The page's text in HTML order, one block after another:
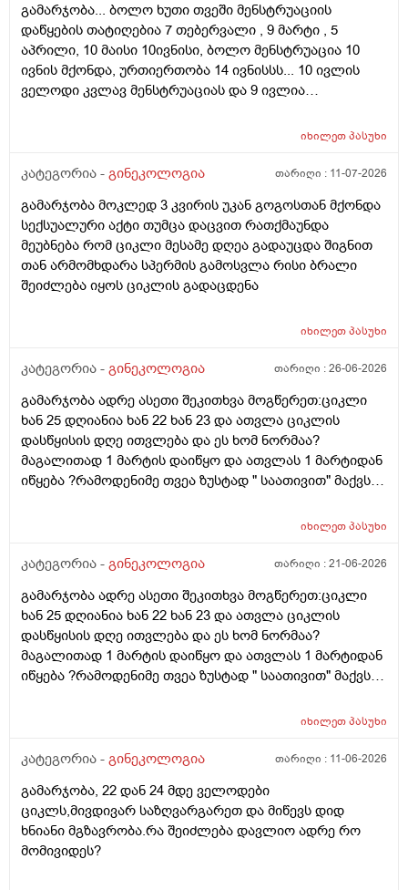
გამარჯობა... ბოლო ხუთი თვეში მენსტრუაციის
დაწყების თატიღებია 7 თებერვალი , 9 მარტი , 5
აპრილი, 10 მაისი 10ივნისი, ბოლო მენსტრუაცია 10
ივნის მქონდა, ურთიერთობა 14 ივნისსს... 10 ივლის
ველოდი კვლავ მენსტრუაციას და 9 ივლია
მენსტრუაცია 10 დღეა გადამიცდს,,, ორსულობას არ
თვე გავიდა... 9 ივლის რო დავორსულებოდი როგორ
ტკივილის ხან არა, შარდვის შემდეგ ტკივილი და
შებერილობის შეგრძმება...ჩემით ორციპოლი და
ნოშპაც დავლიეე.... რა უნდა ვქნა
იხილეთპასუხი
კატეგორია - გინეკოლოგია თარიღი : 11-07-2026
გამარჯობა მოკლედ 3 კვირის უკან გოგოსთან მქონდა
სექსუალური აქტი თუმცა დაცვით რათქმაუნდა
მეუბნება რომ ციკლი მესამე დღეა გადაუცდა შიგნით
თან არმომხდარა სპერმის გამოსვლა რისი ბრალი
შეიძლება იყოს ციკლის გადაცდენა
იხილეთპასუხი
კატეგორია - გინეკოლოგია თარიღი :26-06-2026
გამარჯობა ადრე ასეთი შეკითხვა მოგწერეთ:ციკლი
ხან 25 დღიანია ხან 22 ხან 23 და ათვლა ციკლის
დასწყისის დღე ითვლება და ეს ხომ ნორმაა?
მაგალითად 1 მარტის დაიწყო და ათვლას 1 მარტიდან
იწყება ?რამოდენიმე თვეა ზუსტად " საათივით" მაქვს
მეშინია კიდევ ხომ არ ჩამოიწევს? მინდა რომ 25 ან
განმავლობაში ? შესაძლოა ისევ 23 ან 25 დღიანი
რამეა.ზოგადად წლებია აუტოიმონური თირეოდიტი
მაქვს.ხშირად მაქვს სანერვიულო.რითი შეიძლება
უნდაცკვების სახით რომ ვმართო ციკლის დღეები?
პასუხიც მივიღე და არა, ყველაფერი ჩვეულებრივადაა
არც ჭარბი სისხლდება არ არის.ადრე რომ 7 დღემდე
მითხარით რომ შეიმოწმეთო ტიესეიჩი და კიდევ სხვა
ასაკი 40
იხილეთპასუხი
კატეგორია - გინეკოლოგია თარიღი :21-06-2026
გამარჯობა ადრე ასეთი შეკითხვა მოგწერეთ:ციკლი
ხან 25 დღიანია ხან 22 ხან 23 და ათვლა ციკლის
დასწყისის დღე ითვლება და ეს ხომ ნორმაა?
მაგალითად 1 მარტის დაიწყო და ათვლას 1 მარტიდან
იწყება ?რამოდენიმე თვეა ზუსტად " საათივით" მაქვს
მეშინია კიდევ ხომ არ ჩამოიწევს? მინდა რომ 25 ან
განმავლობაში ? შესაძლოა ისევ 23 ან 25 დღიანი
რამეა.ზოგადად წლებია აუტოიმონური თირეოდიტი
მაქვს.ხშირად მაქვს სანერვიულო.რითი შეიძლება
უნდაცკვების სახით რომ ვმართო ციკლის დღეები?
იხილეთპასუხი
კატეგორია - გინეკოლოგია თარიღი : 11-06-2026
გამარჯობა, 22 დან 24 მდე ველოდები
ციკლს,მივდივარ საზღვარგარეთ და მიწევს დიდ
ხნიანი მგზავრობა.რა შეიძლება დავლიო ადრე რო
მომივიდეს?